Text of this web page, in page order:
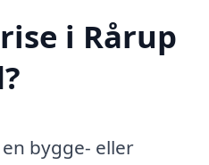
i Rårup
bygge- eller